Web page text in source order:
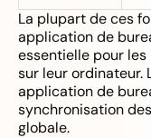
La plupart de ces
application de
essentielle pour
sur leur ordinateur.
application de
synchronisation
globale.